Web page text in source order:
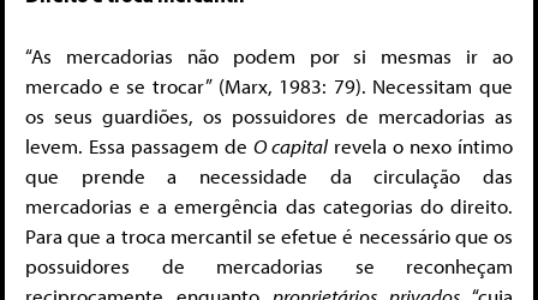
“As mercadorias não podem por si mesmas ir ao
mercado e se trocar” (Marx, 1983: 79). Necessitam que
os seus guardiões, os possuidores de mercadorias as
levem. Essa passagem de O capitalrevela o nexo íntimo
que prende a necessidade da circulação das
mercadorias e a emergência das categorias do direito.
Para que a troca mercantil se efetue é necessário que os
possuidores de mercadorias se reconheçam